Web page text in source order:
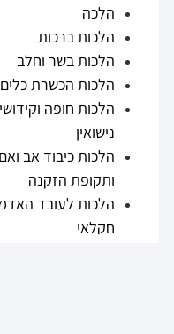
הלכה
הלכות ברכות
הלכות בשר וחלב
הלכות הכשרת כלים
הלכות חופה
נישואין
הלכות כיבוד אב ואם
ותקופת הזקנה
הלכות לעובד
חקלאי